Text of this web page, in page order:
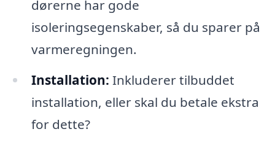
dørerne har gode
isoleringsegenskaber, så du sparer på
varmeregningen.
Installation: Inkluderer tilbuddet
installation, eller skal du betale ekstra
for dette?